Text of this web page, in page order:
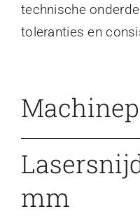
technische
toleranties en
mm